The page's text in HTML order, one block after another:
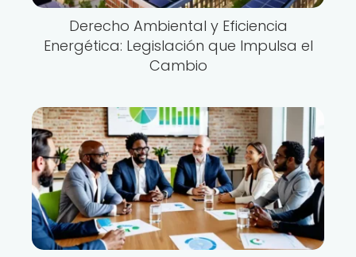
Derecho Ambiental y Eficiencia
Energética: Legislación que Impulsa el
Cambio